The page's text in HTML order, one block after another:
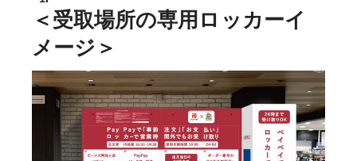
＜受取場所の専用ロッカーイ
メージ＞